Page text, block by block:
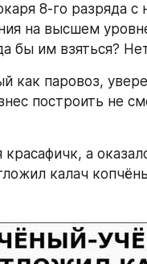
8-го разряда
на высшем
бы им взяться?
как паровоз,
построить не
а
калач